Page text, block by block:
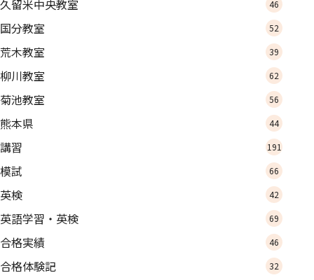
久留米中央教室 46
国分教室 52
荒木教室 39
柳川教室 62
菊池教室 56
熊本県 44
講習 191
模試 66
英検 42
英語学習・英検 69
合格実績 46
合格体験記 32